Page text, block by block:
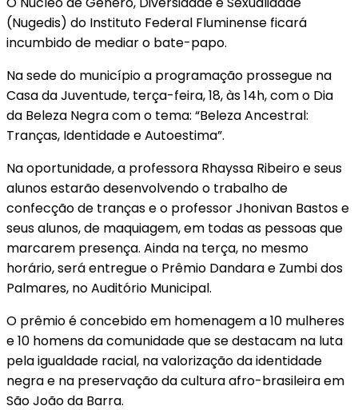
(Nugedis) do Instituto Federal Fluminense ficará
incumbido de mediar o bate-papo.
Na sede do município a programação prossegue na
Casa da Juventude, terça-feira, 18, às 14h, com o Dia
da Beleza Negra com o tema: “Beleza Ancestral:
Tranças, Identidade e Autoestima”.
Na oportunidade, a professora Rhayssa Ribeiro e seus
alunos estarão desenvolvendo o trabalho de
confecção de tranças e o professor Jhonivan Bastos e
seus alunos, de maquiagem, em todas as pessoas que
marcarem presença. Ainda na terça, no mesmo
horário, será entregue o Prêmio Dandara e Zumbi dos
Palmares, no Auditório Municipal.
O prêmio é concebido em homenagem a 10 mulheres
e 10 homens da comunidade que se destacam na luta
pela igualdade racial, na valorização da identidade
negra e na preservação da cultura afro-brasileira em
São João da Barra.